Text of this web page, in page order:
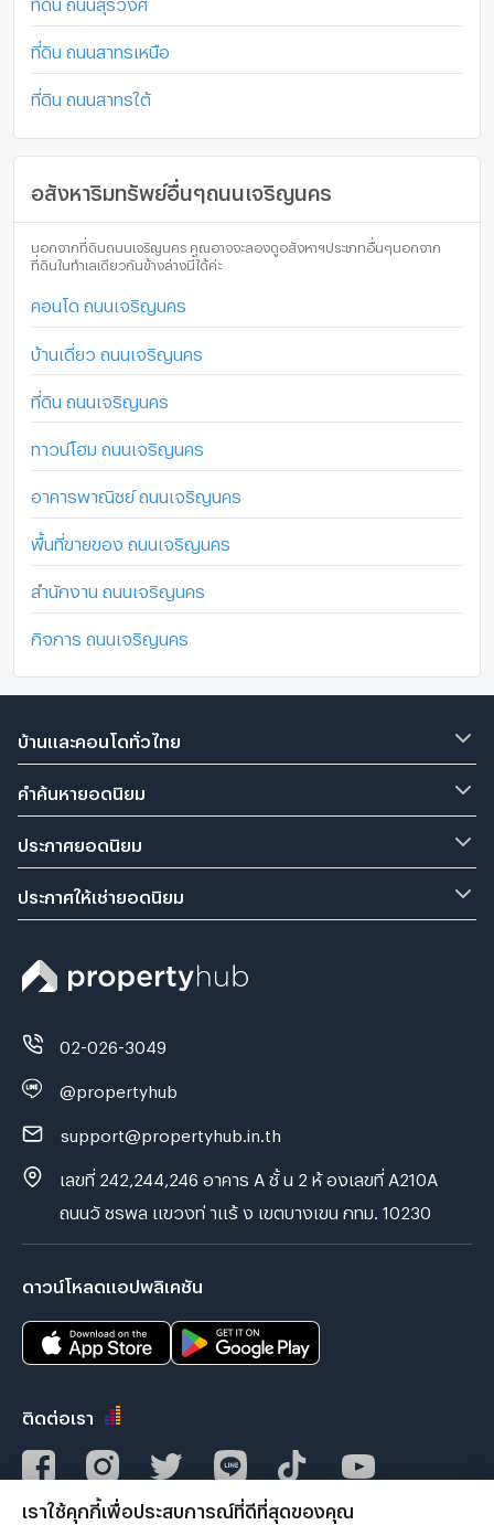
ที่ดิน ถนนสาทรเหนือ
ที่ดิน ถนนสาทรใต้
อสังหาริมทรัพย์อื่นๆถนนเจริญนคร
นอกจากที่ดินถนนเจริญนคร คุณอาจจะลองดูอสังหาฯประเภทอื่นๆนอกจาก
ที่ดินในทำเลเดียวกันข้างล่างนี้ได้ค่ะ
คอนโด ถนนเจริญนคร
บ้านเดี่ยว ถนนเจริญนคร
ที่ดิน ถนนเจริญนคร
ทาวน์โฮม ถนนเจริญนคร
อาคารพาณิชย์ ถนนเจริญนคร
พื้นที่ขายของ ถนนเจริญนคร
สำนักงาน ถนนเจริญนคร
กิจการ ถนนเจริญนคร
บ้านและคอนโดทั่วไทย
คำค้นหายอดนิยม
ประกาศยอดนิยม
ประกาศให้เช่ายอดนิยม
02-026-3049
@propertyhub
support@propertyhub.in.th
เลขที่ 242,244,246 อาคาร A ชั้ น 2 ห้ องเลขที่ A210A
ถนนวั ชรพล แขวงท่ าแร้ ง เขตบางเขน กทม. 10230
ดาวน์โหลดแอปพลิเคชัน
ติดต่อเรา
เราใช้คุกกี้เพื่อประสบการณ์ที่ดีที่สุดของคุณ